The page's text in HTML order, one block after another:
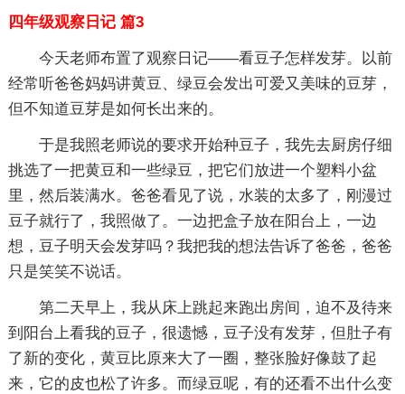
四年级观察日记 篇3
今天老师布置了观察日记——看豆子怎样发芽。以前
经常听爸爸妈妈讲黄豆、绿豆会发出可爱又美味的豆芽，
但不知道豆芽是如何长出来的。
于是我照老师说的要求开始种豆子，我先去厨房仔细
挑选了一把黄豆和一些绿豆，把它们放进一个塑料小盆
里，然后装满水。爸爸看见了说，水装的太多了，刚漫过
豆子就行了，我照做了。一边把盒子放在阳台上，一边
想，豆子明天会发芽吗？我把我的想法告诉了爸爸，爸爸
只是笑笑不说话。
第二天早上，我从床上跳起来跑出房间，迫不及待来
到阳台上看我的豆子，很遗憾，豆子没有发芽，但肚子有
了新的变化，黄豆比原来大了一圈，整张脸好像鼓了起
来，它的皮也松了许多。而绿豆呢，有的还看不出什么变